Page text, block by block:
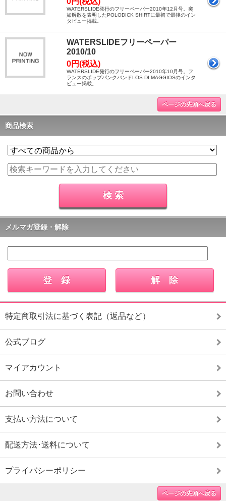
WATERSLIDE発行のフリーペーパー2010年12月号。突
如解散を表明したPOLODICK SHIRTに最初で最後のイン
タビュー掲載。
WATERSLIDEフリーペーパー
2010/10
0円(税込)
WATERSLIDE発行のフリーペーパー2010年10月号。フ
ランスのポップパンクバンドLOS DI MAGGIOSのインタ
ビュー掲載。
ページの先頭へ戻る
商品検索
メルマガ登録・解除
特定商取引法に基づく表記（返品など）
公式ブログ
マイアカウント
お問い合わせ
支払い方法について
配送方法･送料について
プライバシーポリシー
ページの先頭へ戻る